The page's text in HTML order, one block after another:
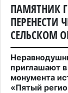
ПАМЯТНИК
ПЕРЕНЕСТИ
СЕЛЬСКОМ
приглашают
монумента
«Пятый